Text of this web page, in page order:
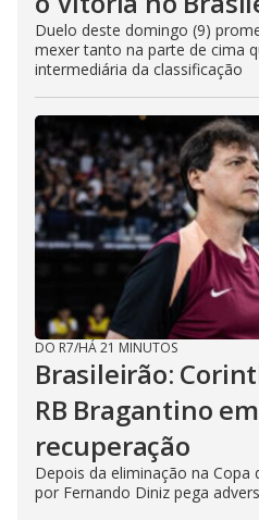
Duelo deste domingo (9)
mexer tanto na parte de cima
intermediária da classificação
DO R7/HÁ 21 MINUTOS
Brasileirão:
RB Bragantino
recuperação
Depois da eliminação na
por Fernando Diniz pega